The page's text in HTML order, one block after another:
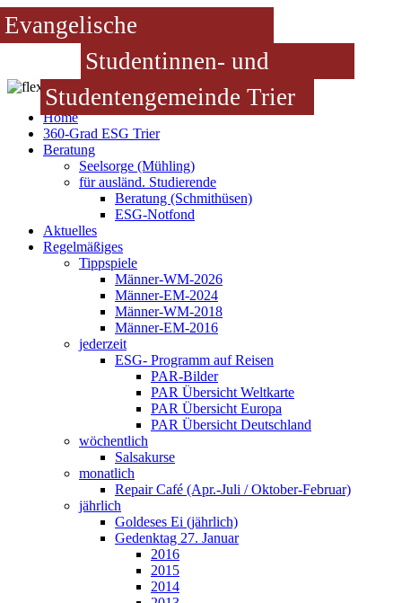
Evangelische
Studentinnen- und
Studentengemeinde Trier
Home
360-Grad ESG Trier
Beratung
Seelsorge (Mühling)
für ausländ. Studierende
Beratung (Schmithüsen)
ESG-Notfond
Aktuelles
Regelmäßiges
Tippspiele
Männer-WM-2026
Männer-EM-2024
Männer-WM-2018
Männer-EM-2016
jederzeit
ESG- Programm auf Reisen
PAR-Bilder
PAR Übersicht Weltkarte
PAR Übersicht Europa
PAR Übersicht Deutschland
wöchentlich
Salsakurse
monatlich
Repair Café (Apr.-Juli / Oktober-Februar)
jährlich
Goldeses Ei (jährlich)
Gedenktag 27. Januar
2016
2015
2014